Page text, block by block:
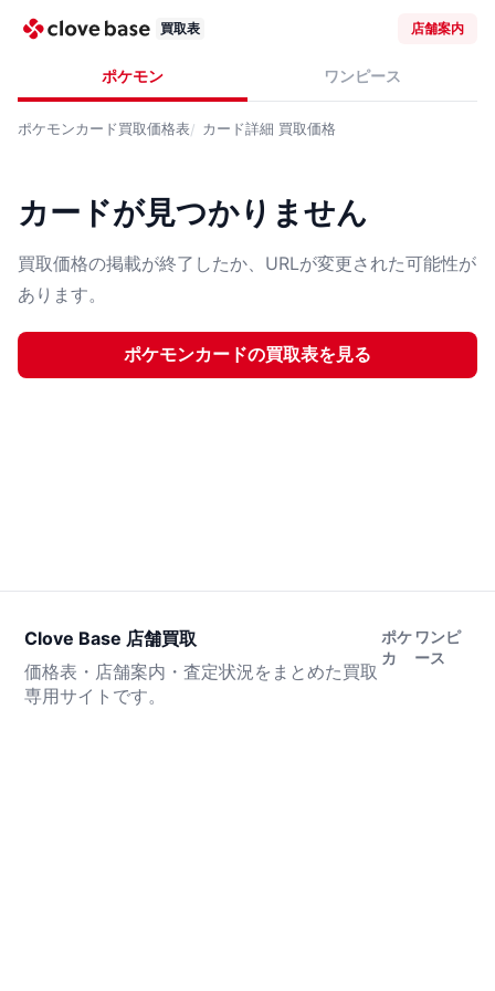
買取表 店舗案内
ポケモン ワンピース
ポケモンカード買取価格表 カード詳細 買取価格
カードが見つかりません
買取価格の掲載が終了したか、URLが変更された可能性が
あります。
ポケモンカードの買取表を見る
Clove Base 店舗買取
価格表・店舗案内・査定状況をまとめた買取
専用サイトです。
ポケ
カ
ワンピ
ース